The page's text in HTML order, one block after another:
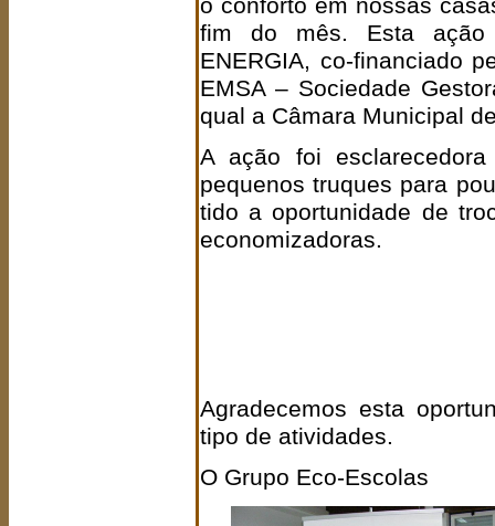
o conforto em nossas
fim do mês. Esta ação
ENERGIA, co-financiado
EMSA – Sociedade
qual a Câmara Municipal
A ação foi
pequenos truques para
tido aoportunidade de
economizadoras.
Agradecemos esta
tipo de atividades.
O Grupo Eco-Escolas